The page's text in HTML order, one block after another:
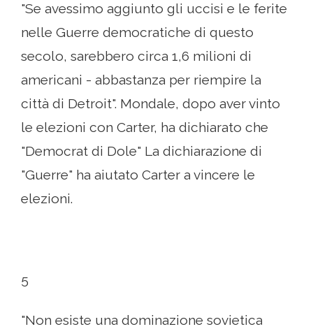
"Se avessimo aggiunto gli uccisi e le ferite
nelle Guerre democratiche di questo
secolo, sarebbero circa 1,6 milioni di
americani - abbastanza per riempire la
città di Detroit". Mondale, dopo aver vinto
le elezioni con Carter, ha dichiarato che
"Democrat di Dole" La dichiarazione di
"Guerre" ha aiutato Carter a vincere le
elezioni.
5
"Non esiste una dominazione sovietica